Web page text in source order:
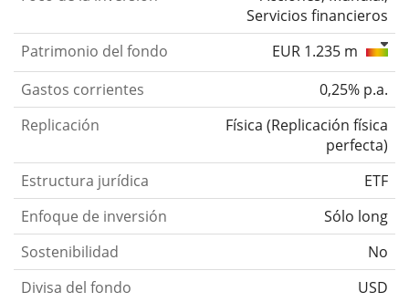
Servicios financieros
Patrimonio del fondo
EUR 1.235 m
Gastos corrientes
0,25% p.a.
Replicación
Física (Replicación física
perfecta)
Estructura jurídica
ETF
Enfoque de inversión
Sólo long
Sostenibilidad
No
Divisa del fondo
USD